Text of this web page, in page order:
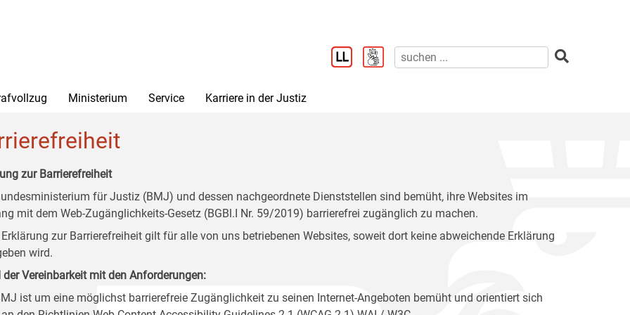
Ministerium Service Karriere in der Justiz
zur Barrierefreiheit
für Justiz (BMJ) und dessen nachgeordnete Dienststellen sind bemüht, ihre Websites im
mit dem Web-Zugänglichkeits-Gesetz (BGBl.I Nr. 59/2019) barrierefrei zugänglich zu machen.
Erklärung zur Barrierefreiheit gilt für alle von uns betriebenen Websites, soweit dort keine abweichende Erklärung
wird.
der Vereinbarkeit mit den Anforderungen:
ist um eine möglichst barrierefreie Zugänglichkeit zu seinen Internet-Angeboten bemüht und orientiert sich